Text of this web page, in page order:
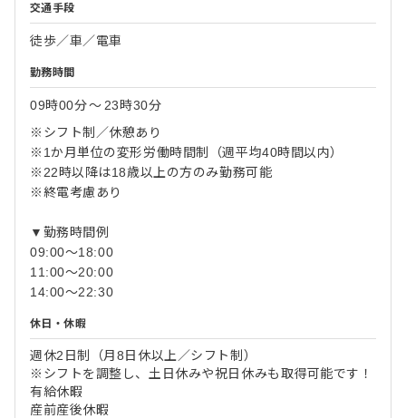
交通手段
徒歩／車／電車
勤務時間
09時00分〜 23時30分
※シフト制／休憩あり
※1か月単位の変形労働時間制（週平均40時間以内）
※22時以降は18歳以上の方のみ勤務可能
※終電考慮あり
▼勤務時間例
09:00～18:00
11:00～20:00
14:00～22:30
休日・休暇
週休2日制（月8日休以上／シフト制）
※シフトを調整し、土日休みや祝日休みも取得可能です！
有給休暇
産前産後休暇